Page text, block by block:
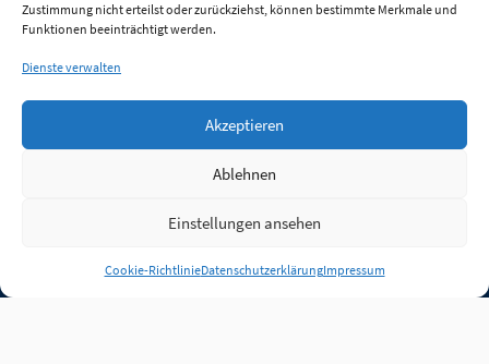
Zustimmung nicht erteilst oder zurückziehst, können bestimmte Merkmale und
Funktionen beeinträchtigt werden.
Dienste verwalten
Akzeptieren
Ablehnen
Einstellungen ansehen
Cookie-RichtlinieDatenschutzerklärungImpressum
Anmelden
Jobs Partner FAQ Quellen